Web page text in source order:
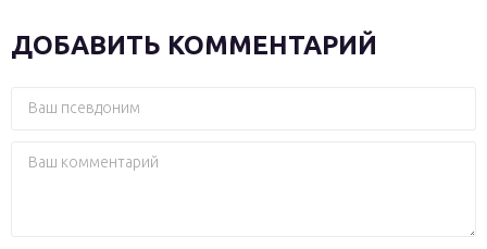
ДОБАВИТЬ КОММЕНТАРИЙ